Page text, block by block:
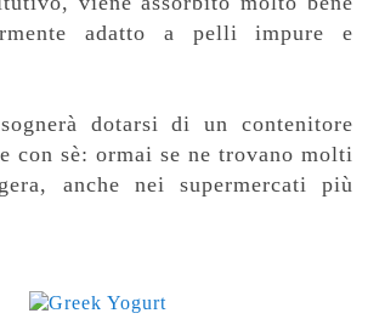
adatto a pelli impure e
dotarsi di un contenitore
con sè: ormai se ne trovano molti
anche nei supermercati più